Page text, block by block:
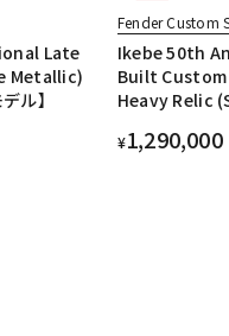
Late
Metallic)
ル】
Fender Custom
Ikebe 50th
Built Custom
Heavy Relic
¥1,290,000